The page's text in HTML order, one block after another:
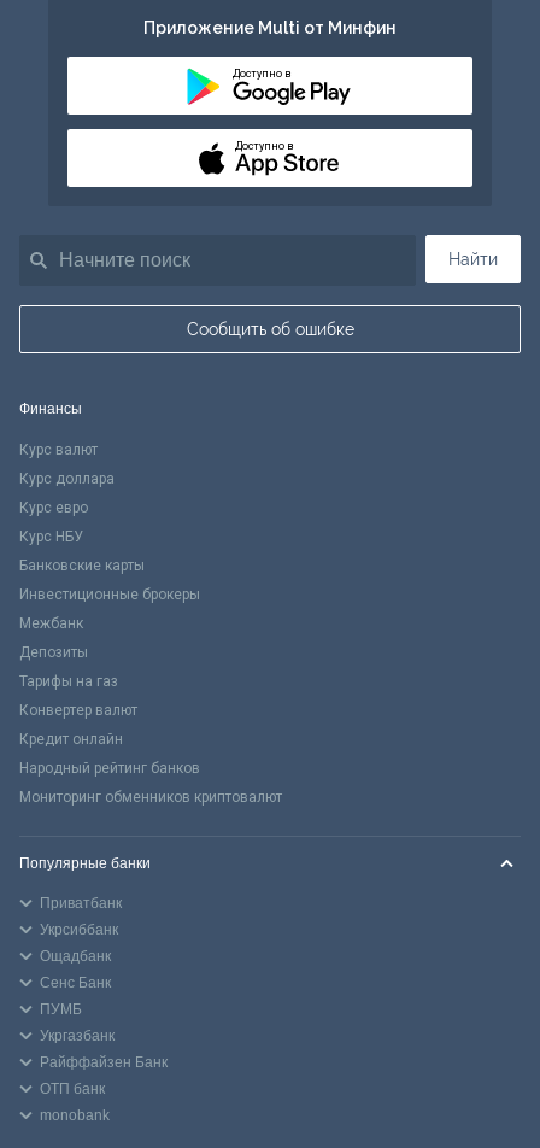
Найти
Сообщить об ошибке
Приложение Multi от Минфин
Доступно в
Доступно в
Финансы
Курс валют
Курс доллара
Курс евро
Курс НБУ
Банковские карты
Инвестиционные брокеры
Межбанк
Депозиты
Тарифы на газ
Конвертер валют
Кредит онлайн
Народный рейтинг банков
Мониторинг обменников криптовалют
Популярные банки
Приватбанк
Укрсиббанк
Ощадбанк
Сенс Банк
ПУМБ
Укргазбанк
Райффайзен Банк
ОТП банк
monobank